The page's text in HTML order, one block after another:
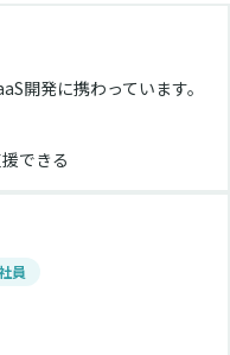
開発に携わっています。
できる
員